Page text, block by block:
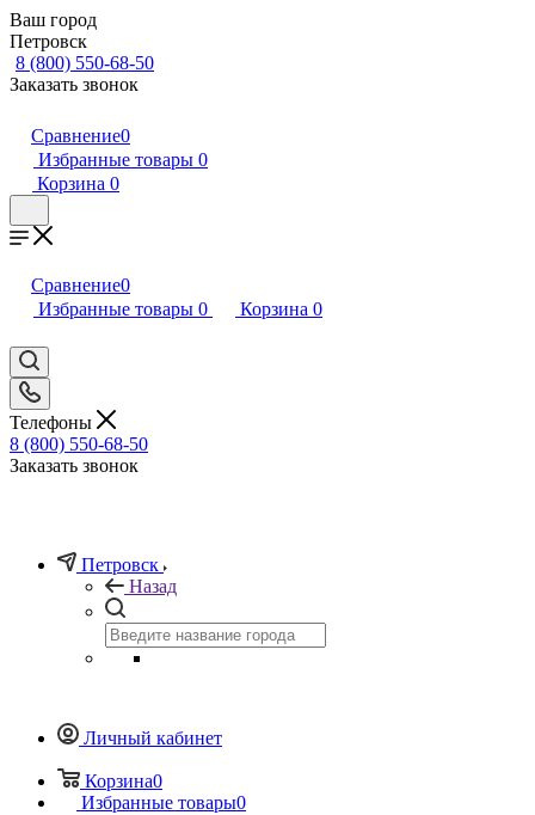
Ваш город
Петровск
8 (800) 550-68-50
Заказать звонок
Сравнение0
Избранные товары 0
Корзина 0
Сравнение0
Избранные товары 0 Корзина 0
Телефоны
8 (800) 550-68-50
Заказать звонок
Петровск
Назад
Личный кабинет
Корзина0
Избранные товары0